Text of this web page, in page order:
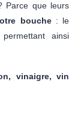
Parce que leurs
bouche: le
ainsi
vinaigre, vin